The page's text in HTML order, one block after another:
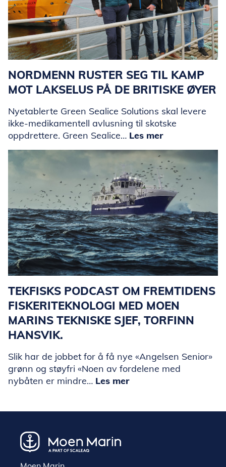
NORDMENN RUSTER SEG TIL KAMP
MOT LAKSELUS PÅ DE BRITISKE ØYER
Nyetablerte Green Sealice Solutions skal levere
ikke-medikamentell avlusning til skotske
oppdrettere. Green Sealice… Les mer
TEKFISKS PODCAST OM FREMTIDENS
FISKERITEKNOLOGI MED MOEN
MARINS TEKNISKE SJEF, TORFINN
HANSVIK.
Slik har de jobbet for å få nye «Angelsen Senior»
grønn og støyfri «Noen av fordelene med
nybåten er mindre… Les mer